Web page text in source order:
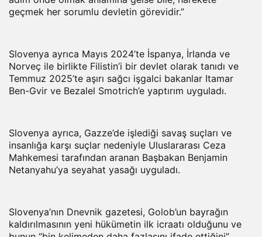
geçmek her sorumlu devletin görevidir.”
Slovenya ayrıca Mayıs 2024’te İspanya, İrlanda ve
Norveç ile birlikte Filistin’i bir devlet olarak tanıdı ve
Temmuz 2025’te aşırı sağcı işgalci bakanlar Itamar
Ben-Gvir ve Bezalel Smotrich’e yaptırım uyguladı.
Slovenya ayrıca, Gazze’de işlediği savaş suçları ve
insanlığa karşı suçlar nedeniyle Uluslararası Ceza
Mahkemesi tarafından aranan Başbakan Benjamin
Netanyahu’ya seyahat yasağı uyguladı.
Slovenya’nın Dnevnik gazetesi, Golob’un bayrağın
kaldırılmasının yeni hükümetin ilk icraatı olduğunu ve